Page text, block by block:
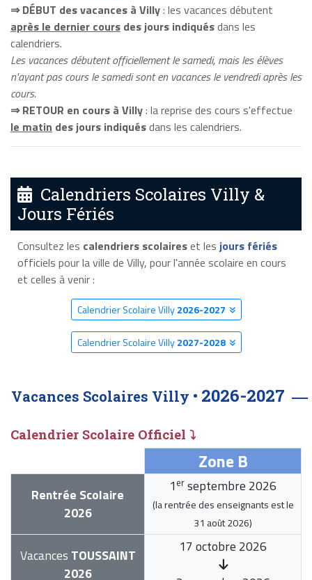
⇒ DÉBUT des vacances à Villy: les vacances débutent
après le dernier cours des jours indiquésdans les
calendriers.
Les vacances débutent officiellement le samedi, mais les élèves
n'ayant pas cours le samedi sont en vacances le vendredi après les
cours.
⇒ RETOUR en cours à Villy: la reprise des cours s'effectue
le matin des jours indiquésdans les calendriers.
Calendriers Scolaires Villy &
Jours Fériés
Consultez les calendriers scolaireset les jours fériés
officiels pour la ville de Villy, pour l'année scolaire en cours
et celles à venir :
Calendrier Scolaire Villy2026-2027
Calendrier Scolaire Villy2027-2028
Vacances Scolaires Villy • 2026-2027
Calendrier Scolaire Officiel ⤵
Zone B
Rentrée Scolaire
2026
1 er septembre 2026
(la rentrée des enseignants est le
31 août 2026)
Vacances TOUSSAINT
2026
17 octobre 2026